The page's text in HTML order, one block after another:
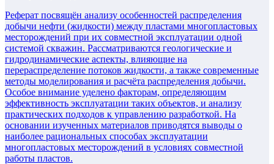
Реферат посвящён анализу особенностей распределения
добычи нефти (жидкости) между пластами многопластовых
месторождений при их совместной эксплуатации одной
системой скважин. Рассматриваются геологические и
гидродинамические аспекты, влияющие на
перераспределение потоков жидкости, а также современные
методы моделирования и расчёта распределения добычи.
Особое внимание уделено факторам, определяющим
эффективность эксплуатации таких объектов, и анализу
практических подходов к управлению разработкой. На
основании изученных материалов приводятся выводы о
наиболее рациональных способах эксплуатации
многопластовых месторождений в условиях совместной
работы пластов.